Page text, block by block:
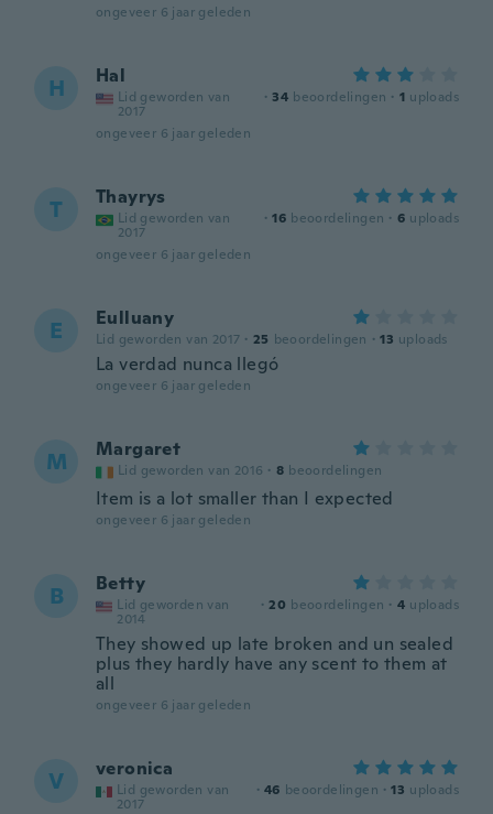
ongeveer 6 jaar geleden
H Hal
Lid geworden van
2017
· 34 beoordelingen · 1 uploads
ongeveer 6 jaar geleden
T Thayrys
Lid geworden van
2017
· 16 beoordelingen · 6 uploads
ongeveer 6 jaar geleden
E Eulluany
Lid geworden van 2017 · 25 beoordelingen · 13 uploads
La verdad nunca llegó
ongeveer 6 jaar geleden
M Margaret
Lid geworden van 2016 · 8 beoordelingen
Item is a lot smaller than I expected
ongeveer 6 jaar geleden
B Betty
Lid geworden van
2014
· 20 beoordelingen · 4 uploads
They showed up late broken and un sealed
plus they hardly have any scent to them at
all
ongeveer 6 jaar geleden
V veronica
Lid geworden van
2017
· 46 beoordelingen · 13 uploads